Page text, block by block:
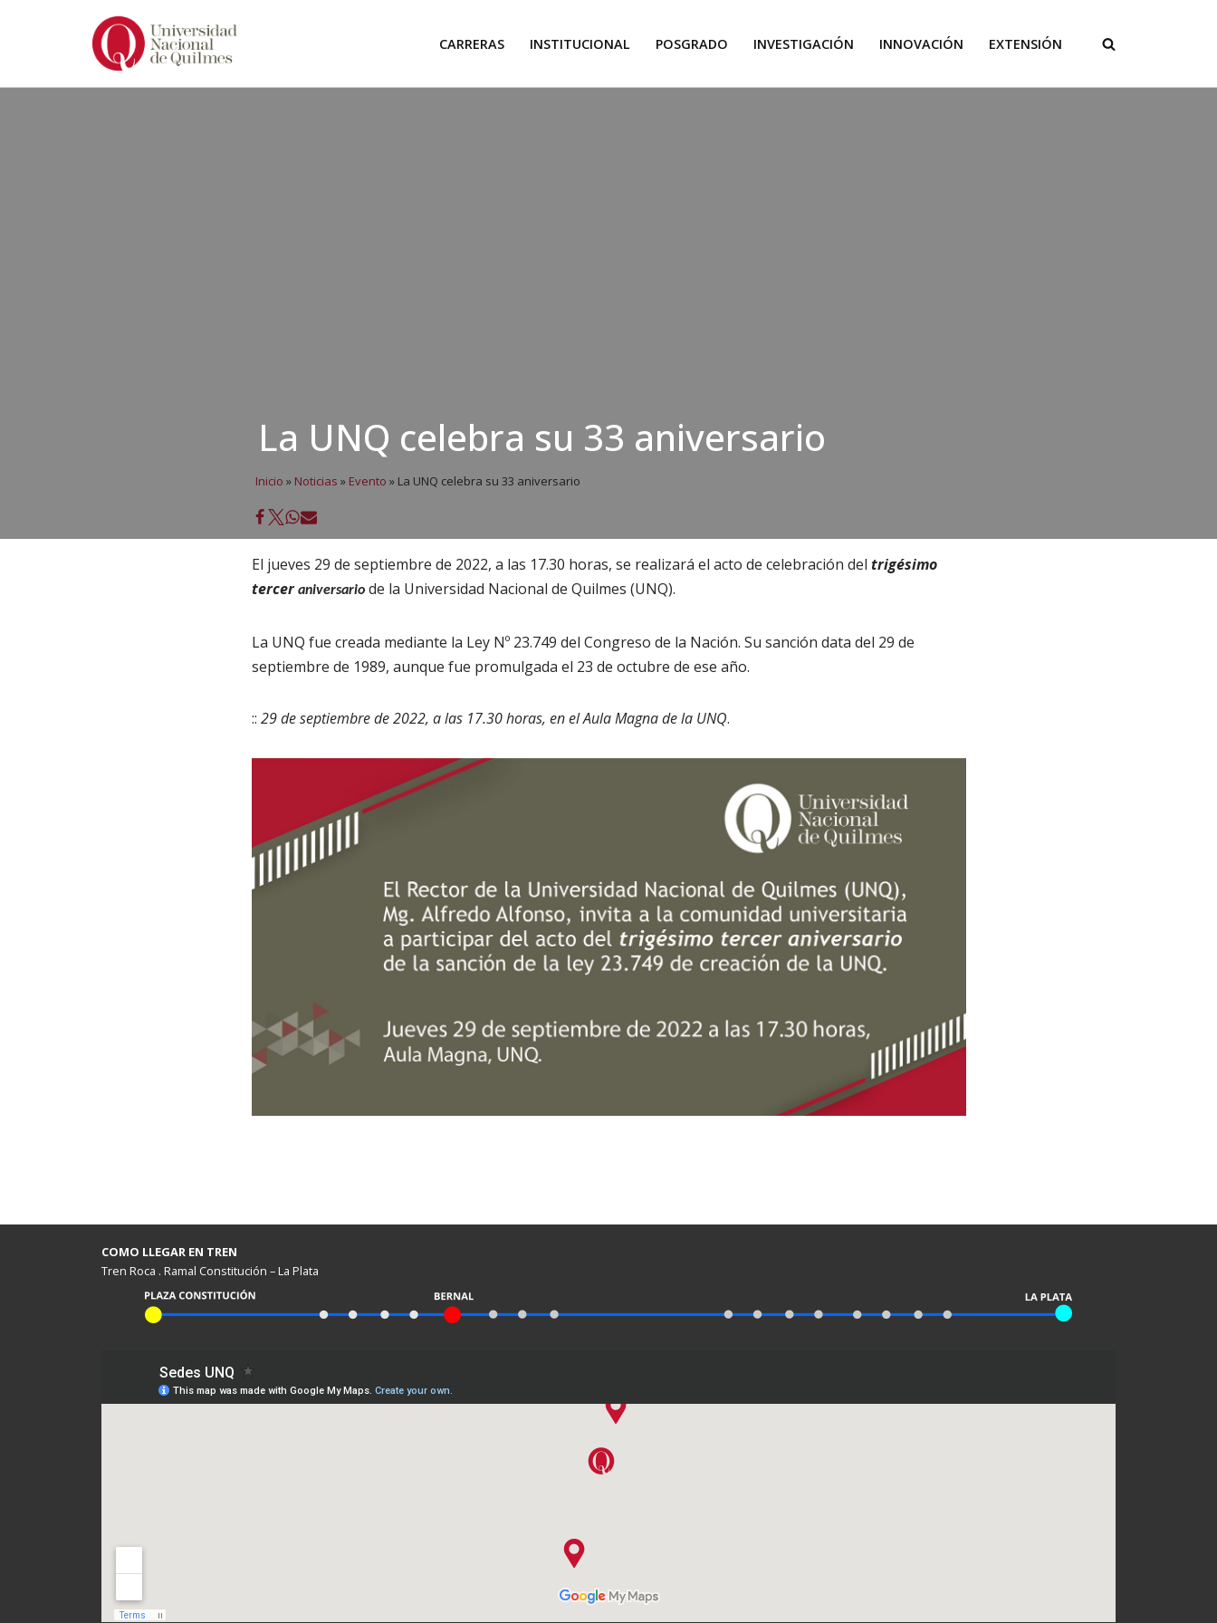
CARRERAS INSTITUCIONAL POSGRADO INVESTIGACIÓN INNOVACIÓN EXTENSIÓN
La UNQ celebra su 33 aniversario
Inicio » Noticias » Evento » La UNQ celebra su 33 aniversario
El jueves 29 de septiembre de 2022, a las 17.30 horas, se realizará el acto de celebración del trigésimo
tercer aniversariode la Universidad Nacional de Quilmes (UNQ).
La UNQ fue creada mediante la Ley Nº 23.749 del Congreso de la Nación. Su sanción data del 29 de
septiembre de 1989, aunque fue promulgada el 23 de octubre de ese año.
:: 29 de septiembre de 2022, a las 17.30 horas, en el Aula Magna de la UNQ.
COMO LLEGAR EN TREN
Tren Roca . Ramal Constitución – La Plata